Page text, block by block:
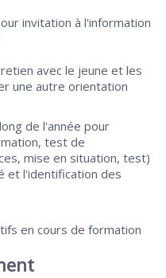
invitation à l'information
avec le jeune et les
une autre orientation
de l'année pour
test de
mise en situation, test)
et l'identification des
en cours de formation